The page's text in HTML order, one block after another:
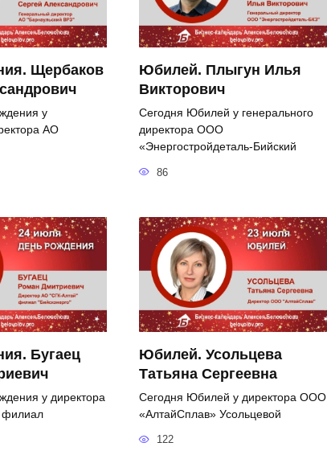
Щербаков
у
АО
Юбилей. Плыгун Илья
Викторович
Сегодня Юбилей у генерального
директора ООО
«Энергостройдеталь-Бийский
86
Бугаец
у директора
Юбилей. Усольцева
Татьяна Сергеевна
Сегодня Юбилей у директора ООО
«АлтайСплав» Усольцевой
122